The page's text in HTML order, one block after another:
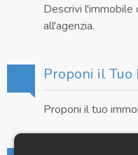
Descrivi l'immobile
all'agenzia.
Proponi il
Proponi il tuo